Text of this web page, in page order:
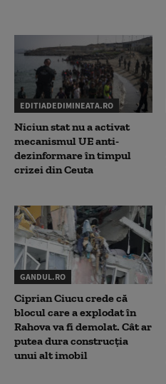
EDITIADEDIMINEATA.RO
Niciun stat nu a activat
mecanismul UE anti-
dezinformare în timpul
crizei din Ceuta
GANDUL.RO
Ciprian Ciucu crede că
blocul care a explodat în
Rahova va fi demolat. Cât ar
putea dura construcția
unui alt imobil